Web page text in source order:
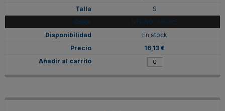
S
NEGRO VIGORE
En stock
16,13 €